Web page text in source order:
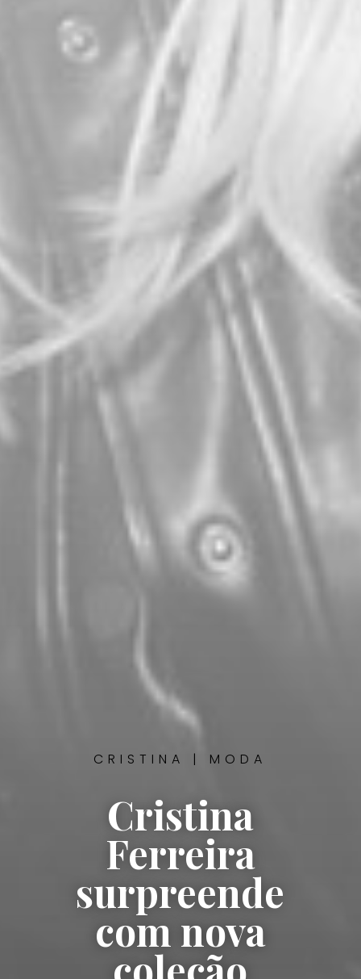
CRISTINA | MODA
Cristina
Ferreira
surpreende
com nova